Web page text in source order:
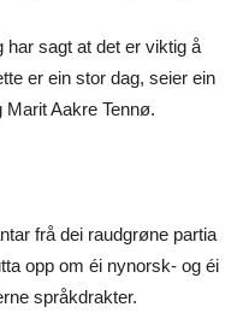
sagt at det er viktig å
er ein stor dag, seier ein
Aakre Tennø.
frå dei raudgrøne partia
opp om éi nynorsk- og éi
språkdrakter.